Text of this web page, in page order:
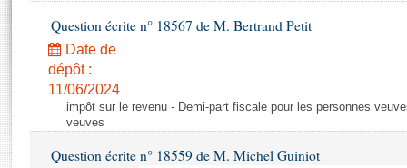
Propositions de loi
Amendements
Textes adoptés
Rapports d'information
Rapports législatifs
Histoire
Juniors
Anciennes législatures
Liens vers les sites publics
Photos libres de droit
Question écrite n° 18567 de M. Bertrand Petit
Date de
dépôt :
11/06/2024
impôt sur le revenu - Demi-part fiscale pour les personnes
veuves
Question écrite n° 18559 de M. Michel Guiniot